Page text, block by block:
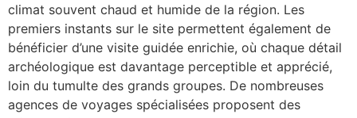
climat souvent chaud et humide de la région. Les
premiers instants sur le site permettent également de
bénéficier d’une visite guidée enrichie, où chaque détail
archéologique est davantage perceptible et apprécié,
loin du tumulte des grands groupes. De nombreuses
agences de voyages spécialisées proposent des